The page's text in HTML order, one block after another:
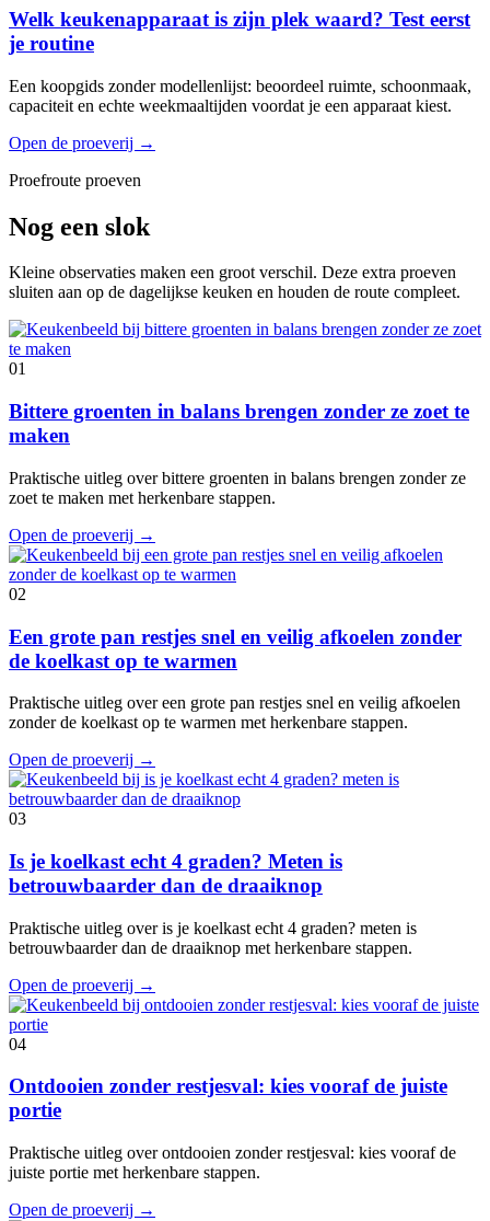
Welk keukenapparaat is zijn plek waard? Test eerst
je routine
Een koopgids zonder modellenlijst: beoordeel ruimte, schoonmaak,
capaciteit en echte weekmaaltijden voordat je een apparaat kiest.
Open de proeverij →
Proefroute proeven
Nog een slok
Kleine observaties maken een groot verschil. Deze extra proeven
sluiten aan op de dagelijkse keuken en houden de route compleet.
01
Bittere groenten in balans brengen zonder ze zoet te
maken
Praktische uitleg over bittere groenten in balans brengen zonder ze
zoet te maken met herkenbare stappen.
Open de proeverij →
02
Een grote pan restjes snel en veilig afkoelen zonder
de koelkast op te warmen
Praktische uitleg over een grote pan restjes snel en veilig afkoelen
zonder de koelkast op te warmen met herkenbare stappen.
Open de proeverij →
03
Is je koelkast echt 4 graden? Meten is
betrouwbaarder dan de draaiknop
Praktische uitleg over is je koelkast echt 4 graden? meten is
betrouwbaarder dan de draaiknop met herkenbare stappen.
Open de proeverij →
04
Ontdooien zonder restjesval: kies vooraf de juiste
portie
Praktische uitleg over ontdooien zonder restjesval: kies vooraf de
juiste portie met herkenbare stappen.
Open de proeverij →